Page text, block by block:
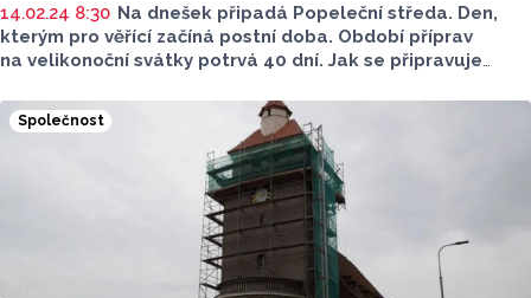
14.02.24 8:30 Na dnešek připadá Popeleční středa. Den,
kterým pro věřící začíná postní doba. Období příprav
na velikonoční svátky potrvá 40 dní. Jak se připravuje
akademické farnosti Jan Regner? Co chybí mladým lidem,
se kterými pracuje? A jak se v jeho životě odráží původní
Společnost